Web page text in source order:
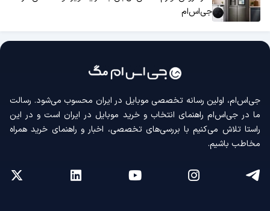
جی‌اس‌ام
جی‌اس‌ام، اولین رسانه‌ تخصصی موبایل در ایران محسوب می‌شود. رسالت
ما در جی‌اس‌ام راهنمای انتخاب و خرید موبایل در ایران است و در این
راستا تلاش می‌کنیم با بررسی‌های تخصصی، اخبار و راهنمای خرید همراه
مخاطب باشیم.